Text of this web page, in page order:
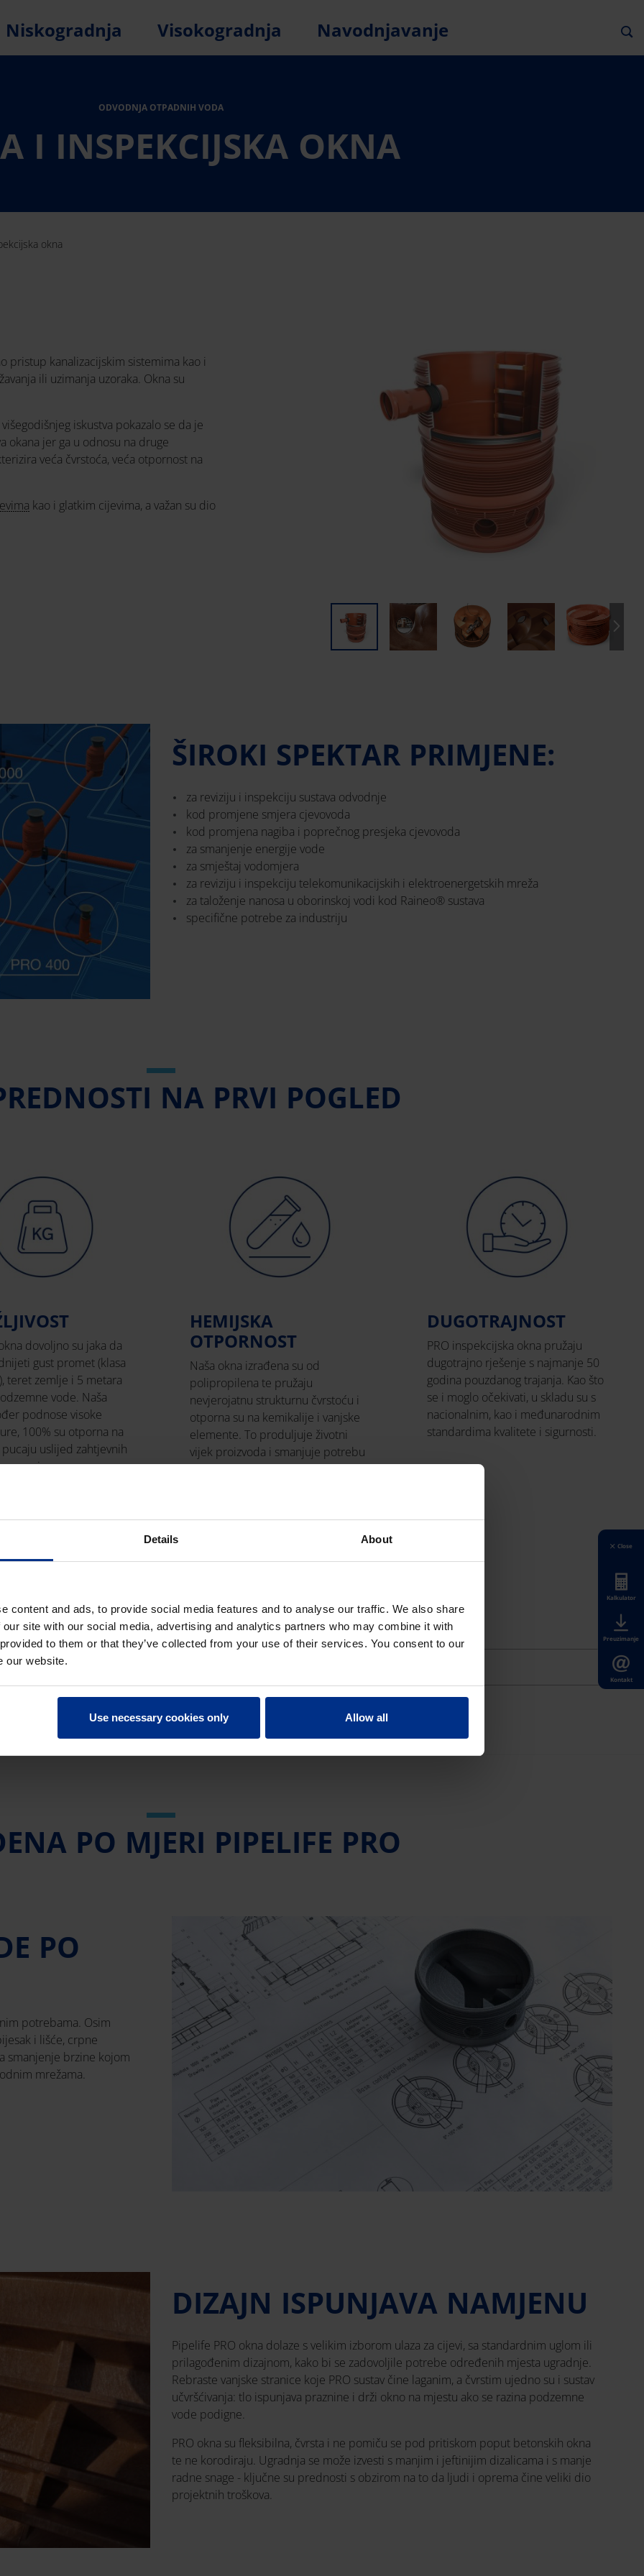
Details About
content and ads, to provide social media features and to analyse our traffic. We also share
site with our social media, advertising and analytics partners who may combine it with
to them or that they’ve collected from your use of their services. You consent to our
our website.
Use necessary cookies only Allow all
Niskogradnja Visokogradnja Navodnjavanje
ODVODNJA OTPADNIH VODA
I INSPEKCIJSKA OKNA
okna
pristup kanalizacijskim sistemima kao i
ili uzimanja uzoraka. Okna su
iskustva pokazalo se da je
jer ga u odnosu na druge
veća čvrstoća, veća otpornost na
kao i glatkim cijevima, a važan su dio
ŠIROKI SPEKTAR PRIMJENE:
za reviziju i inspekciju sustava odvodnje
kod promjene smjera cjevovoda
kod promjena nagiba i poprečnog presjeka cjevovoda
za smanjenje energije vode
za smještaj vodomjera
za reviziju i inspekciju telekomunikacijskih i elektroenergetskih mreža
za taloženje nanosa u oborinskoj vodi kod Raineo® sustava
specifične potrebe za industriju
NA PRVI POGLED
dovoljno su jaka da
gust promet (klasa
teret zemlje i 5 metara
vode. Naša
podnose visoke
100% su otporna na
uslijed zahtjevnih
HEMIJSKA
OTPORNOST
Naša okna izrađena su od
polipropilena te pružaju
nevjerojatnu strukturnu čvrstoću i
otporna su na kemikalije i vanjske
elemente. To produljuje životni
vijek proizvoda i smanjuje potrebu
za održavanjem.
DUGOTRAJNOST
PRO inspekcijska okna pružaju
dugotrajno rješenje s najmanje 50
godina pouzdanog trajanja. Kao što
se i moglo očekivati, u skladu su s
nacionalnim, kao i međunarodnim
standardima kvalitete i sigurnosti.
PO MJERI PIPELIFE PRO
PO
potrebama. Osim
i lišće, crpne
smanjenje brzine kojom
mrežama.
DIZAJN ISPUNJAVA NAMJENU
Pipelife PRO okna dolaze s velikim izborom ulaza za cijevi, sa standardnim uglom ili
prilagođenim dizajnom, kako bi se zadovoljile potrebe određenih mjesta ugradnje.
Rebraste vanjske stranice koje PRO sustav čine laganim, a čvrstim ujedno su i sustav
učvršćivanja: tlo ispunjava praznine i drži okno na mjestu ako se razina podzemne
vode podigne.
PRO okna su fleksibilna, čvrsta i ne pomiču se pod pritiskom poput betonskih okna
te ne korodiraju. Ugradnja se može izvesti s manjim i jeftinijim dizalicama i s manje
radne snage - ključne su prednosti s obzirom na to da ljudi i oprema čine veliki dio
projektnih troškova.
Close
Kalkulator
Preuzimanje
Kontakt